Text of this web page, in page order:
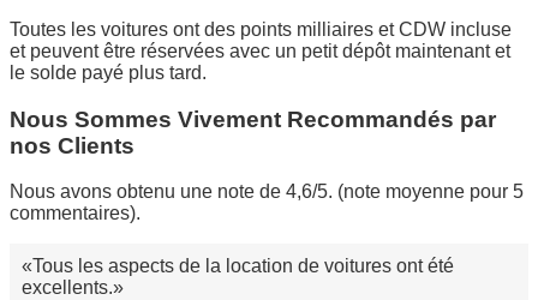
Toutes les voitures ont des points milliaires et CDW incluse
et peuvent être réservées avec un petit dépôt maintenant et
le solde payé plus tard.
Nous Sommes Vivement Recommandés par
nos Clients
Nous avons obtenu une note de 4,6/5. (note moyenne pour 5
commentaires).
Tous les aspects de la location de voitures ont été
excellents.